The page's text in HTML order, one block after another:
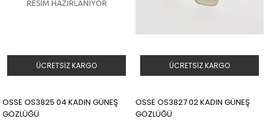
OSSE OS3825 04 KADIN GÜNEŞ
GÖZLÜĞÜ
ÜCRETSIZ KARGO
OSSE OS3827 02 KADIN GÜNEŞ
GÖZLÜĞÜ
ÜCRETSIZ KARGO